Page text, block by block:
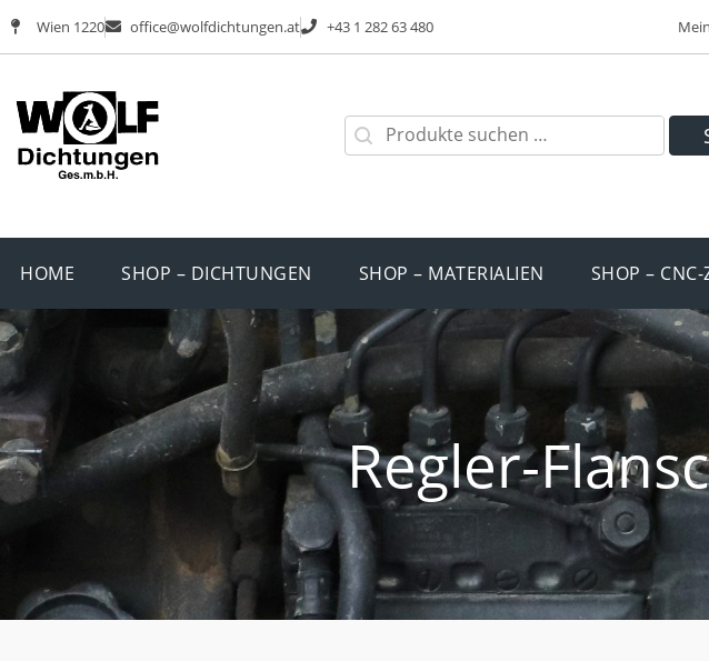
Wien 1220 office@wolfdichtungen.at +43 1 282 63 480
HOME SHOP – DICHTUNGEN SHOP – MATERIALIEN SHOP –
Regler-